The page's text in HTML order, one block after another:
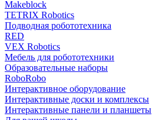
Makeblock
TETRIX Robotics
Подводная робототехника
RED
VEX Robotics
Мебель для робототехники
Образовательные наборы
RoboRobo
Интерактивное оборудование
Интерактивные доски и комплексы
Интерактивные панели и планшеты